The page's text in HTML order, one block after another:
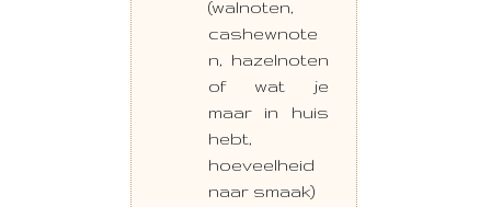
(walnoten,
cashewnote
n, hazelnoten
of wat je
maar in huis
hebt,
hoeveelheid
naar smaak)